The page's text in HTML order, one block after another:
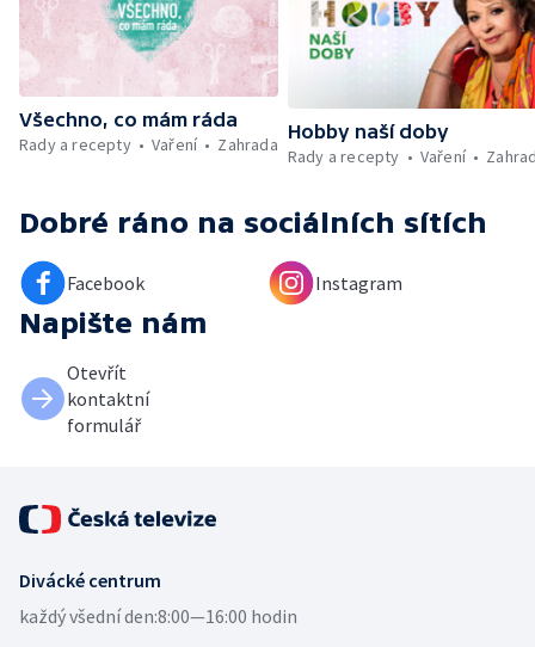
záchranářů v létě
Všechno, co mám ráda
Rady a recepty
Vaření Zahrada
Hobby naší doby
Rady a recepty
Vaření
Dobré ráno na sociálních sítích
Facebook Instagram
Napište nám
Otevřít
kontaktní
formulář
Divácké centrum
každý všední den:8:00—16:00 hodin